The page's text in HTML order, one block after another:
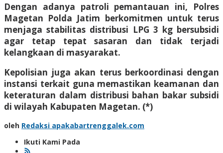
Dengan adanya patroli pemantauan ini, Polres
Magetan Polda Jatim berkomitmen untuk terus
menjaga stabilitas distribusi LPG 3 kg bersubsidi
agar tetap tepat sasaran dan tidak terjadi
kelangkaan di masyarakat.
Kepolisian juga akan terus berkoordinasi dengan
instansi terkait guna memastikan keamanan dan
keteraturan dalam distribusi bahan bakar subsidi
di wilayah Kabupaten Magetan. (*)
oleh Redaksi apakabartrenggalek.com
Ikuti Kami Pada